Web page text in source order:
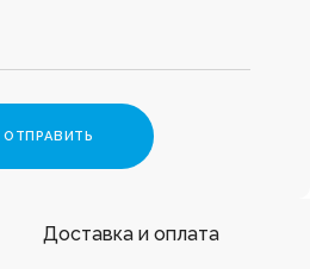
Доставка и оплата